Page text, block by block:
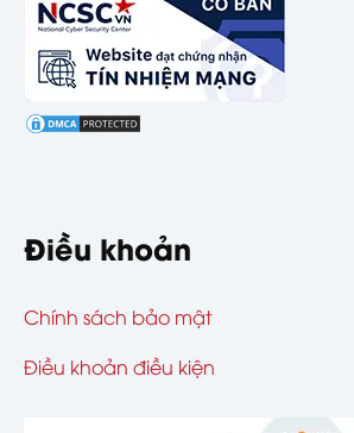
Điều khoản
Chính sách bảo mật
Điều khoản điều kiện